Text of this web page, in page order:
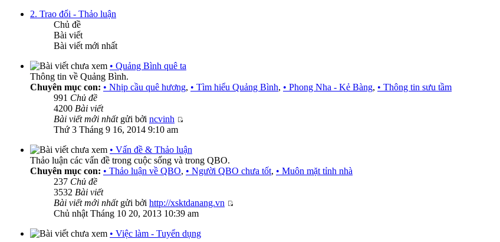
2. Trao đổi - Thảo luận
Chủ đề
Bài viết
Bài viết mới nhất
• Quảng Bình quê ta
Thông tin về Quảng Bình.
Chuyên mục con: • Nhịp cầu quê hương, • Tìm hiểu Quảng Bình, • Phong Nha - Kẻ Bàng, • Thông tin sưu tầm
991 Chủ đề
4200 Bài viết
Bài viết mới nhấtgửi bởi ncvinh
Thứ 3 Tháng 9 16, 2014 9:10 am
• Vấn đề & Thảo luận
Thảo luận các vấn đề trong cuộc sống và trong QBO.
Chuyên mục con: • Thảo luận về QBO, • Người QBO chưa tốt, • Muôn mặt tỉnh nhà
237 Chủ đề
3532 Bài viết
Bài viết mới nhấtgửi bởi http://xsktdanang.vn
Chủ nhật Tháng 10 20, 2013 10:39 am
• Việc làm - Tuyển dụng